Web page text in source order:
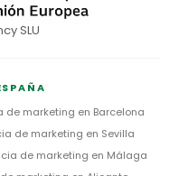
SLU
de marketing en Barcelona
de marketing en Sevilla
de marketing en Málaga